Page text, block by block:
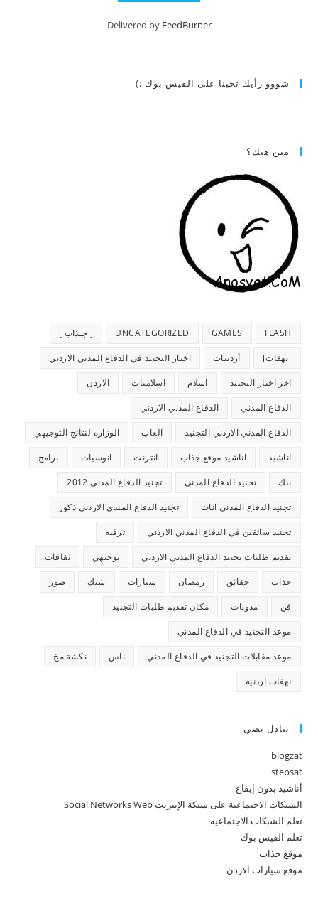
Delivered by FeedBurner
شووو رأيك تحبنا على الفيس بوك :)
مين هيك؟
FLASH
GAMES
UNCATEGORIZED [ جـذاب ]
[نهفات] أردنيات اخبار التجنيد في الدفاع المدني الاردني
اخر اخبار التجنيد اسلام اسلاميات الاردن
الدفاع المدني الدفاع المدني الاردني
الدفاع المدني الاردني التجنيد العاب الوزاره لنتائج التوجيهي
اناشيد اناشيد موقع جذاب انترنت انوسيات برامج
بنك تجنيد الدفاع المدني تجنيد الدفاع المدني 2012
تجنيد الدفاع المدني اناث تجنيد الدفاع المندي الاردني ذكور
تجنيد سائقين في الدفاع المدني الاردني ترفيه
تقديم طلبات تجنيد الدفاع المدني الاردني توجيهي ثقافات
جذاب حقائق رمضان سيارات شيك صور
فن مدونات مكان تقديم طلبات التجنيد
موعد التجنيد في الدفاع المدني
موعد مقابلات التجنيد في الدفاع المدني ناس نكشة مخ
نهفات اردنيه
تبادل نصي
blogzat
stepsat
أناشيد بدون إيقاع
الشبكات الاجتماعية على شبكة الإنترنت Social Networks Web
تعلم الشبكات الاجتماعيه
تعلم الفيس بوك
موقع جذاب
موقع سيارات الاردن